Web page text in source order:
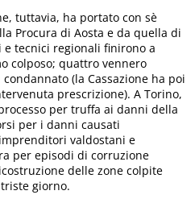
tuttavia, ha portato con sè
Procura di Aosta e da quella di
tecnici regionali finirono a
colposo; quattro vennero
(la Cassazione ha poi
prescrizione). A Torino,
per truffa ai danni della
per i danni causati
valdostani e
per episodi di corruzione
delle zone colpite
giorno.